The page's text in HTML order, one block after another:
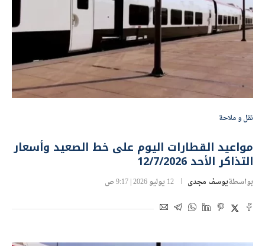
نقل و ملاحة
مواعيد القطارات اليوم على خط الصعيد وأسعار
التذاكر الأحد 12/7/2026
بواسطةيوسف مجدى 12 يوليو 2026 | 9:17 ص